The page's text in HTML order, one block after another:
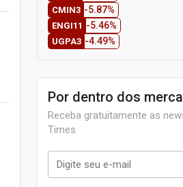
CMIN3 -5.87%
ENGI11 -5.46%
UGPA3 -4.49%
Por dentro dos
Receba gratuitamente as
Times